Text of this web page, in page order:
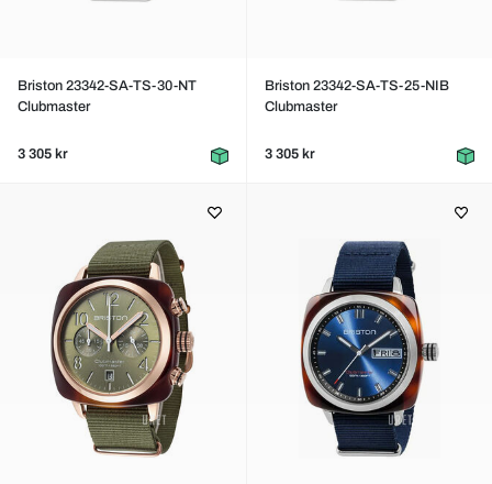
Briston 23342-SA-TS-30-NT
Clubmaster
3 305 kr
Briston 23342-SA-TS-25-NIB
Clubmaster
3 305 kr